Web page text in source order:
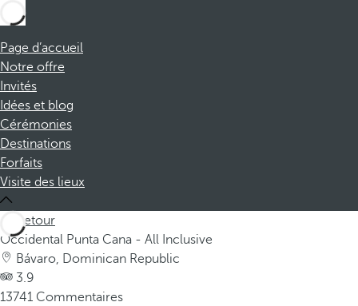
Page d’accueil
Notre offre
Invités
Idées et blog
Cérémonies
Destinations
Forfaits
Visite des lieux
Retour
Occidental Punta Cana - All Inclusive
Bávaro, Dominican Republic
3.9
13741 Commentaires